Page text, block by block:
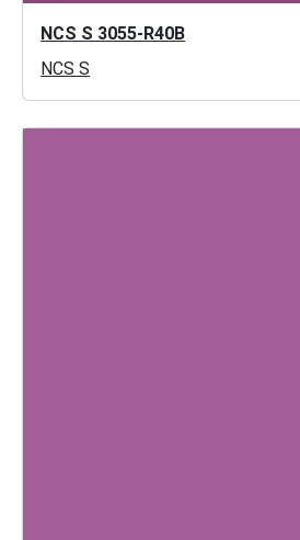
NCS S 3055-R40B
NCS S